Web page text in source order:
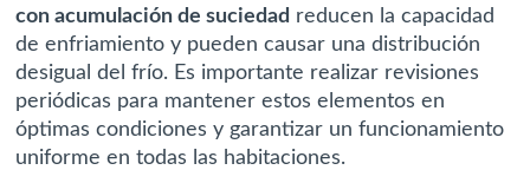
con acumulación de suciedad reducen la capacidad
de enfriamiento y pueden causar una distribución
desigual del frío. Es importante realizar revisiones
periódicas para mantener estos elementos en
óptimas condiciones y garantizar un funcionamiento
uniforme en todas las habitaciones.